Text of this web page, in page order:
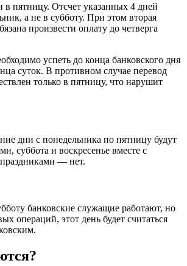
в пятницу. Отсчет указанных 4 дней
а не в субботу. При этом вторая
произвести оплату до четверга
успеть до конца банковского дня
суток. В противном случае перевод
только в пятницу, что нарушит
дни с понедельника по пятницу будут
суббота и воскресенье вместе с
— нет.
банковские служащие работают, но
операций, этот день будет считаться